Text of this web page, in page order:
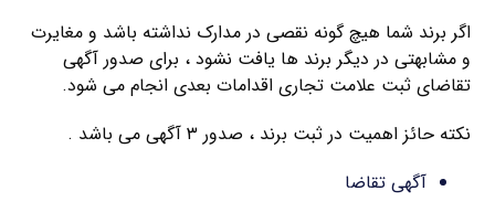
اگر برند شما هیچ گونه نقصی در مدارک نداشته باشد و مغایرت
و مشابهتی در دیگر برند ها یافت نشود ، برای صدور آگهی
تقاضای ثبت علامت تجاری اقدامات بعدی انجام می شود.
نکته حائز اهمیت در ثبت برند ، صدور ۳ آگهی می باشد .
آگهی تقاضا